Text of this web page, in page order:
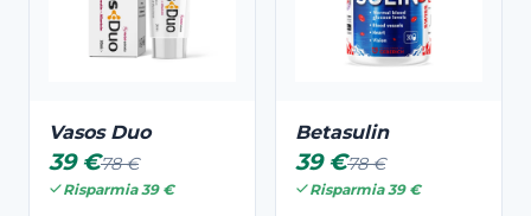
Vasos Duo
39 €78 €
Risparmia 39 €
Betasulin
39 €78 €
Risparmia 39 €